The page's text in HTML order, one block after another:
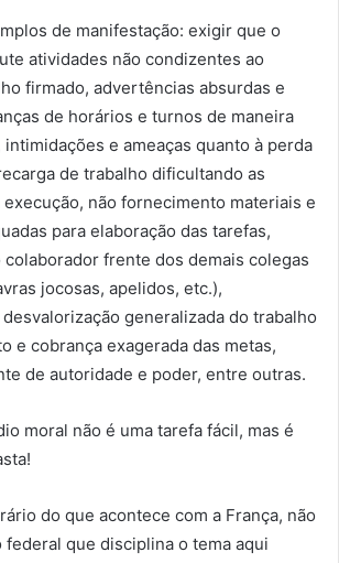
de manifestação: exigir que o
atividades não condizentes ao
firmado, advertências absurdas e
de horários e turnos de maneira
e ameaças quanto à perda
de trabalho dificultando as
não fornecimento materiais e
para elaboração das tarefas,
frente dos demais colegas
jocosas, apelidos, etc.),
generalizada do trabalho
e cobrança exagerada das metas,
de autoridade e poder, entre outras.
moral não é uma tarefa fácil, mas é
do que acontece com a França, não
federal que disciplina o tema aqui